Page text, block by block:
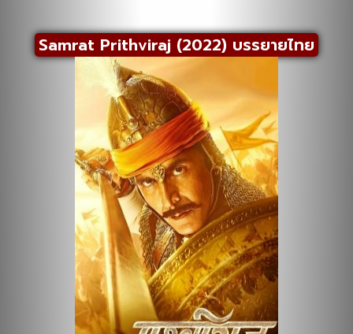
Samrat Prithviraj (2022) บรรยายไทย